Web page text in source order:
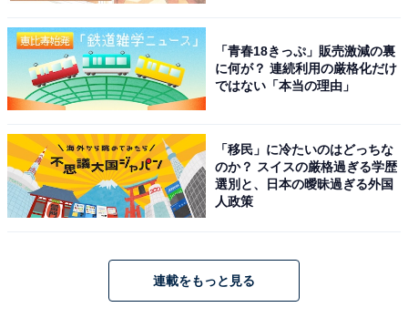
SwitchBot「温湿度計 プロ」
画面 デジタル 天気予報 時計 カレンダー アラート通知 高
精度 コンパクト グラフ記録 スマートホーム Alexa
Google Home Siriに対応
「青春18きっぷ」販売激減の裏
に何が？ 連続利用の厳格化だけ
ではない「本当の理由」
「移民」に冷たいのはどっちな
のか？ スイスの厳格過ぎる学歴
選別と、日本の曖昧過ぎる外国
人政策
連載をもっと見る